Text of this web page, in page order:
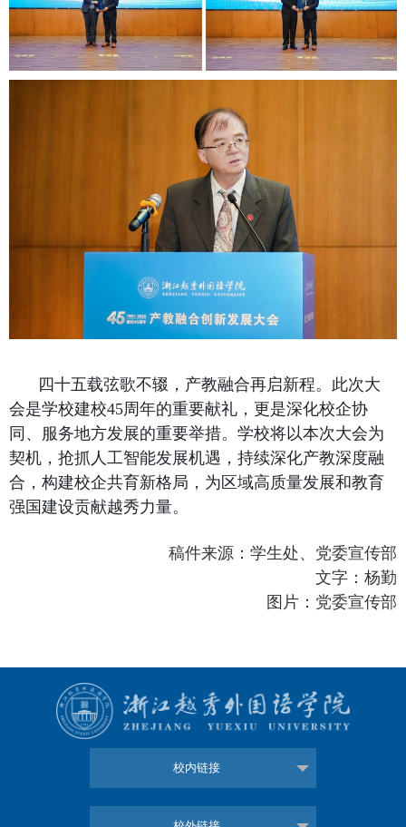
四十五载弦歌不辍，产教融合再启新程。此次大
会是学校建校45周年的重要献礼，更是深化校企协
同、服务地方发展的重要举措。学校将以本次大会为
契机，抢抓人工智能发展机遇，持续深化产教深度融
合，构建校企共育新格局，为区域高质量发展和教育
强国建设贡献越秀力量。
稿件来源：学生处、党委宣传部
文字：杨勤
图片：党委宣传部
校内链接